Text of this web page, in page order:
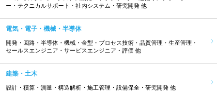
ー・テクニカルサポート・社内システム・研究開発 他
電気・電子・機械・半導体
開発・回路・半導体・機械・金型・プロセス技術・品質管理・生産管理・
セールスエンジニア・サービスエンジニア・評価 他
建築・土木
設計・積算・測量・構造解析・施工管理・設備保全・研究開発 他